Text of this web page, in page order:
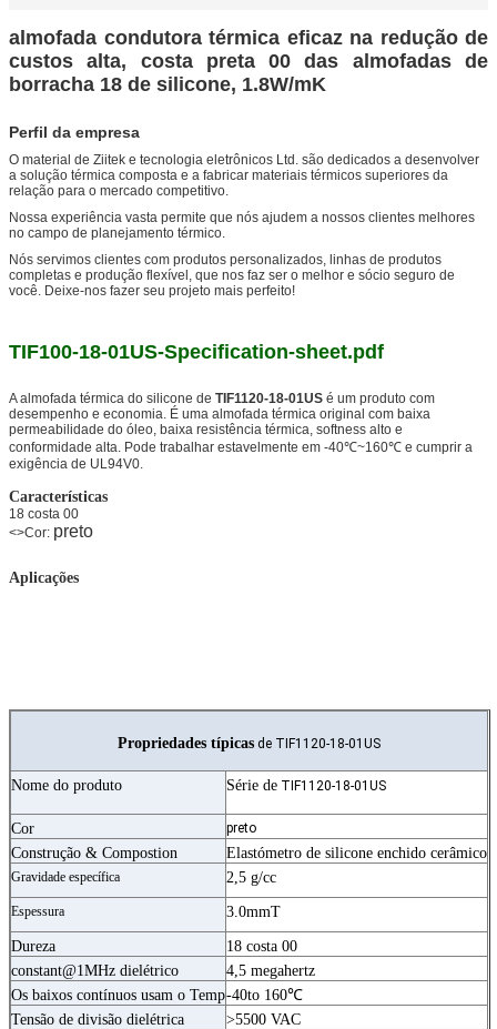
almofada condutora térmica eficaz na redução de
custos alta, costa preta 00 das almofadas de
borracha 18 de silicone, 1.8W/mK
Perfil da empresa
O material de Ziitek e tecnologia eletrônicos Ltd. são dedicados a desenvolver
a solução térmica composta e a fabricar materiais térmicos superiores da
relação para o mercado competitivo.
Nossa experiência vasta permite que nós ajudem a nossos clientes melhores
no campo de planejamento térmico.
Nós servimos clientes com produtos personalizados, linhas de produtos
completas e produção flexível, que nos faz ser o melhor e sócio seguro de
você. Deixe-nos fazer seu projeto mais perfeito!
TIF100-18-01US-Specification-sheet.pdf
A almofada térmica do silicone de TIF1120-18-01US é um produto com
desempenho e economia. É uma almofada térmica original com baixa
permeabilidade do óleo, baixa resistência térmica, softness alto e
conformidade alta. Pode trabalhar estavelmente em -40℃~160℃ e cumprir a
exigência de UL94V0.
Características
18 costa 00
<>Cor: preto
Aplicações
Propriedades típicas de TIF1120-18-01US
Nome do produto Série de TIF1120-18-01US
Cor preto
Construção & Compostion Elastómetro de silicone enchido cerâmico
Gravidade específica 2,5 g/cc
Espessura 3.0mmT
Dureza
18 costa 00
constant@1MHz dielétrico
4,5 megahertz
Os baixos contínuos usam o Temp-40to 160℃
Tensão de divisão dielétrica
>5500 VAC